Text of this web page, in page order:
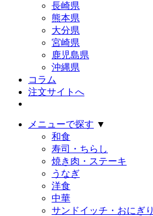
長崎県
熊本県
大分県
宮崎県
鹿児島県
沖縄県
コラム
注文サイトへ
メニューで探す ▼
和食
寿司・ちらし
焼き肉・ステーキ
うなぎ
洋食
中華
サンドイッチ・おにぎり